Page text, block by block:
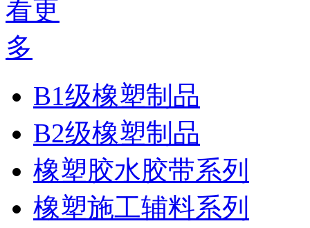
B1级橡塑制品
B2级橡塑制品
橡塑胶水胶带系列
橡塑施工辅料系列